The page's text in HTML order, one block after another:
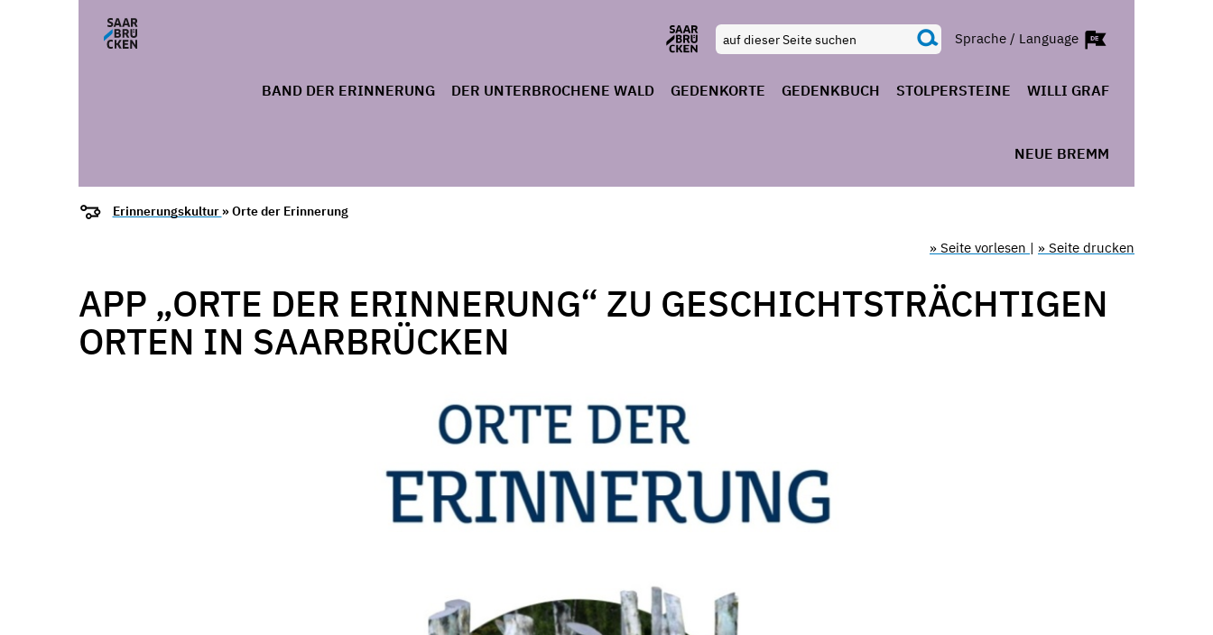
Sprache / Language
BAND DER ERINNERUNG DER UNTERBROCHENE WALD GEDENKORTE GEDENKBUCH STOLPERSTEINE WILLI GRAF
NEUE BREMM
Erinnerungskultur » Orte der Erinnerung
» Seite vorlesen | » Seite drucken
APP „ORTE DER ERINNERUNG“ ZU GESCHICHTSTRÄCHTIGEN
ORTEN IN SAARBRÜCKEN